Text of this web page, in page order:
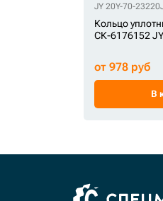
JY 20Y-70-23220
Кольцо
СК-6176152 JY
от 978 руб
В